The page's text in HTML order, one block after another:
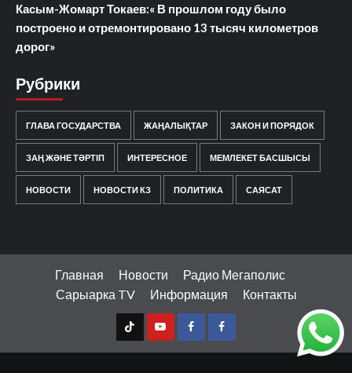
Касым-Жомарт Токаев:« В прошлом году было
построено и отремонтировано 13 тысяч километров
дорог»
Рубрики
ГЛАВА ГОСУДАРСТВА ЖАҢАЛЫҚТАР ЗАКОН И ПОРЯДОК
ЗАҢ ЖӘНЕ ТӘРТІП ИНТЕРЕСНОЕ МЕМЛЕКЕТ БАСШЫСЫ
НОВОСТИ НОВОСТИ КЗ ПОЛИТИКА САЯСАТ
Главная Новости
Радио Мегаполис
Сарыарка TV
Информация Контакты
TT Youtube
FB1 FB2